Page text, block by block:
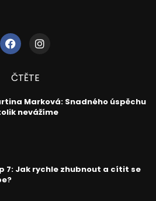
ČTĚTE
Marková: Snadného úspěchu
nevážíme
7: Jak rychle zhubnout a cítit se